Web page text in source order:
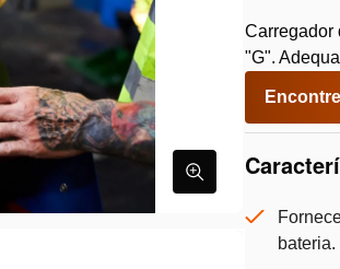
Carregador
"G".
bateria.